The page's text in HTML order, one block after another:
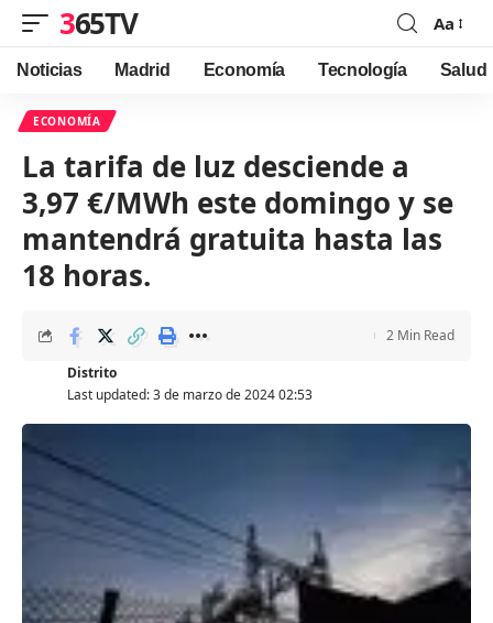
365TV
Font
Resizer
Aa
Noticias Madrid Economía Tecnología Salud
ECONOMÍA
La tarifa de luz desciende a
3,97 €/MWh este domingo y se
mantendrá gratuita hasta las
18 horas.
Last updated: 3 de marzo de 2024 02:53
Distrito
2 Min Read